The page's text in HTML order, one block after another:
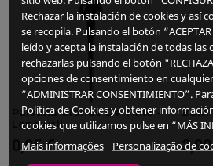
Paletina Grande De Tinte -
Longwell
Preço
0,95 €
Bowl
Rechazar la instalación de cookies y así
se recopila. Pulsando el botón
leído y acepta la instalación de todas las
rechazarlas pulsando el botón
opciones de consentimiento en
“ADMINISTRAR CONSENTIMIENTO”.
Política de Cookies y obtener
cookies que utilizamos pulse en “MÁS
Mais informações
Personalização de